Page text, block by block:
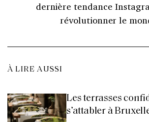
dernière tendance
révolutionner le
À LIRE AUSSI
Les terrasses
s’attabler à